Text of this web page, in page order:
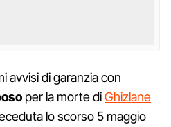
avvisi di garanzia con
per la morte diGhizlane
lo scorso 5 maggio